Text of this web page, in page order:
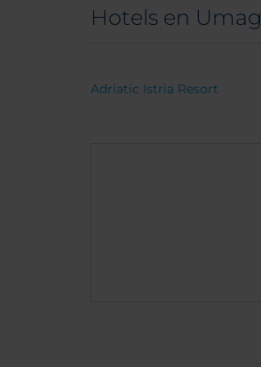
Hotels en Umag
Adriatic Istria Resort